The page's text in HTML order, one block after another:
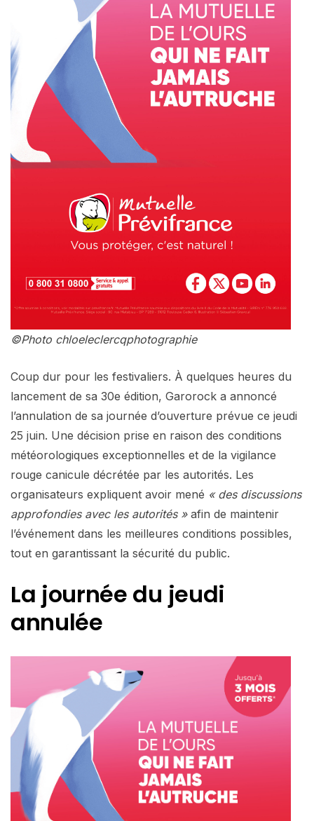
©Photo chloeleclercqphotographie
Coup dur pour les festivaliers. À quelques heures du
lancement de sa 30e édition, Garorock a annoncé
l’annulation de sa journée d’ouverture prévue ce jeudi
25 juin. Une décision prise en raison des conditions
météorologiques exceptionnelles et de la vigilance
rouge canicule décrétée par les autorités. Les
organisateurs expliquent avoir mené « des discussions
approfondies avec les autorités »afin de maintenir
l’événement dans les meilleures conditions possibles,
tout en garantissant la sécurité du public.
La journée du jeudi
annulée